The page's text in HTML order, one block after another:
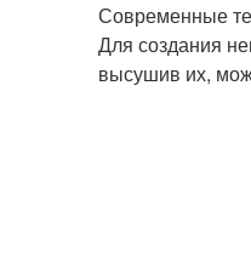
Современные
Для создания
высушив их,